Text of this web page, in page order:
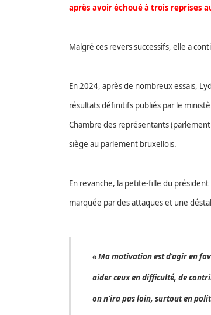
après avoir échoué à trois reprises
Malgré ces revers successifs, elle a
En 2024, après de nombreux essais,
résultats définitifs publiés par le
Chambre des représentants
siège au parlement bruxellois.
En revanche, la petite-fille du président
marquée par des attaques et une
«Ma motivation est d’agir en
aider ceux en difficulté, de
on n’ira pas loin, surtout en